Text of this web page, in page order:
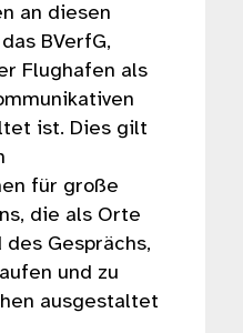
an diesen
BVerfG,
Flughafen als
ist. Dies gilt
für große
die als Orte
Gesprächs,
und zu
ausgestaltet